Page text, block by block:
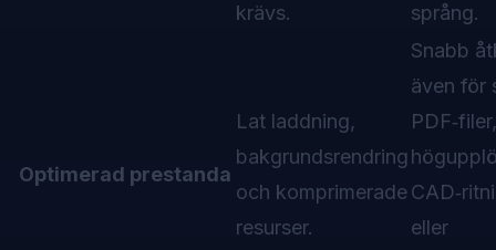
krävs.
språng.
Optimerad prestanda
Lat laddning,
bakgrundsrendring
och komprimerade
resurser.
Snabb
även för
PDF‑filer,
eller